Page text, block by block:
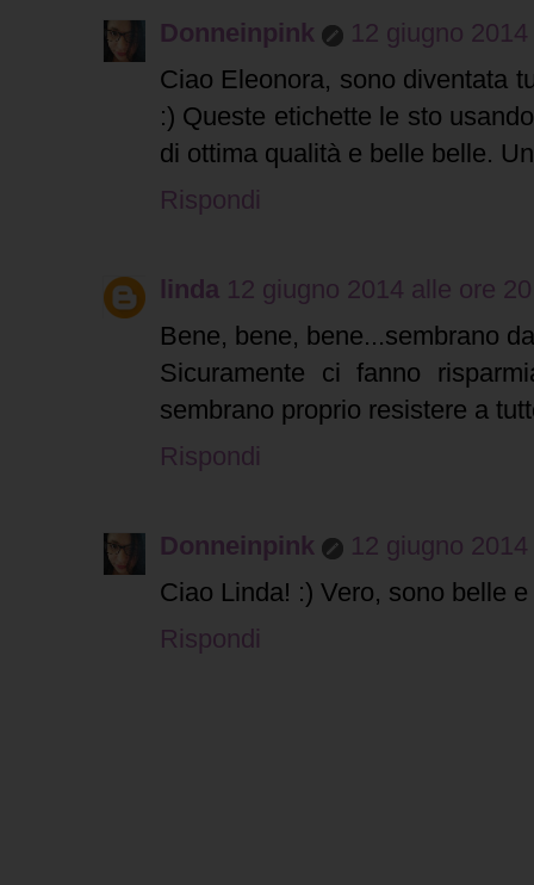
Donneinpink
12 giugno
Ciao Eleonora, sono diventata
:) Queste etichette le sto
di ottima qualità e belle belle.
Rispondi
linda 12 giugno 2014 alle ore
Bene, bene, bene...sembrano
Sicuramente ci fanno
sembrano proprio resistere a
Rispondi
Donneinpink
12 giugno
Ciao Linda! :) Vero, sono belle
Rispondi